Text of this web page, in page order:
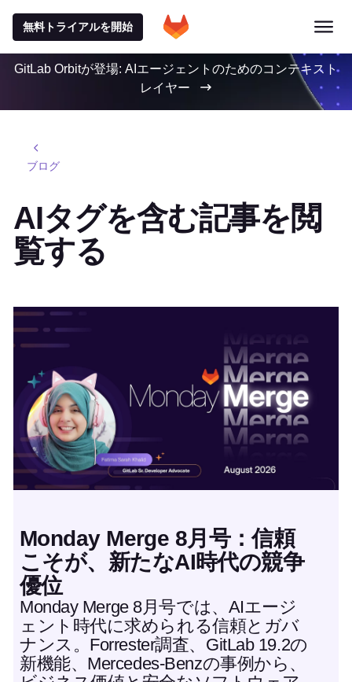
無料トライアルを開始
GitLab Orbitが登場: AIエージェントのためのコンテキスト
レイヤー
ブログ
AIタグを含む記事を閲
覧する
特集記事
Monday Merge 8月号：信頼
こそが、新たなAI時代の競争
優位
Monday Merge 8月号では、AIエージ
ェント時代に求められる信頼とガバ
ナンス。Forrester調査、GitLab 19.2の
新機能、Mercedes-Benzの事例から、